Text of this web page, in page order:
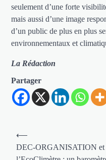
seulement d’une forte
mais aussi d’une image
d’un public de plus en plus
environnementaux et
La Rédaction
Partager
Navigation
de
⟵
DEC-ORGANISATION et